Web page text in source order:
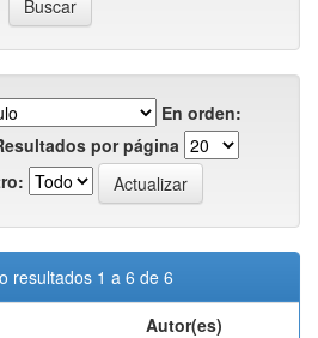
En orden:
por página
resultados 1 a 6 de 6
Autor(es)